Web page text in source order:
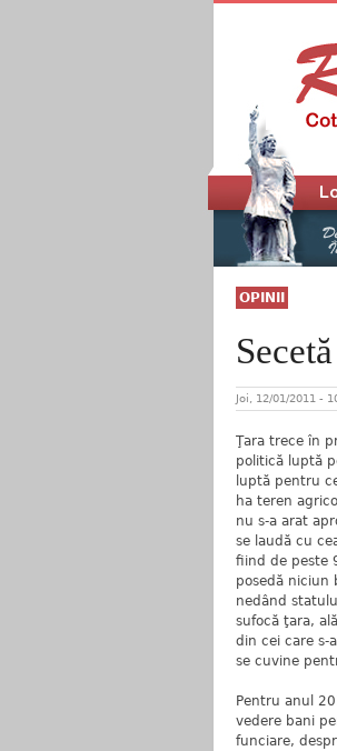
OPINII
Joi, 12/01/2011 -
Ţara trece în
politică luptă
luptă pentru
ha teren
nu s-a arat
se laudă cu
fiind de peste
posedă niciun
nedând
sufocă ţara,
din cei care s-
se cuvine
Pentru anul
vedere bani
funciare,
Meniu